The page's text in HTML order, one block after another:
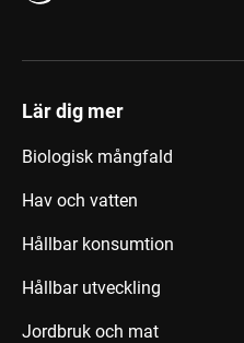
Lär dig mer
Biologisk mångfald
Hav och vatten
Hållbar konsumtion
Hållbar utveckling
Jordbruk och mat